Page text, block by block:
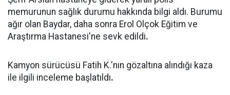
memurunun sağlık durumu hakkında bilgi aldı. Burumu
ağır olan Baydar, daha sonra Erol Olçok Eğitim ve
Araştırma Hastanesi'ne sevk edildi.
Kamyon sürücüsü Fatih K.'nın gözaltına alındığı kaza
ile ilgili inceleme başlatıldı.